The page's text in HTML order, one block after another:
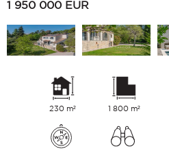
1 950 000 EUR
230 m² 1 800 m²